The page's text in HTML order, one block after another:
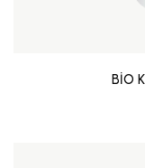
BİO